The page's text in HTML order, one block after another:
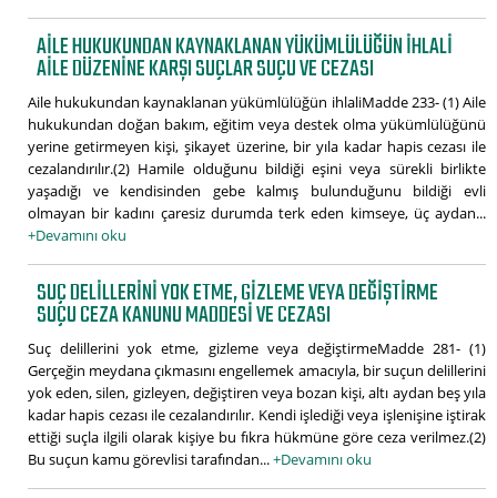
AILE HUKUKUNDAN KAYNAKLANAN YÜKÜMLÜLÜĞÜN IHLALI
AILE DÜZENINE KARŞI SUÇLAR SUÇU VE CEZASI
Aile hukukundan kaynaklanan yükümlülüğün ihlaliMadde 233- (1) Aile
hukukundan doğan bakım, eğitim veya destek olma yükümlülüğünü
yerine getirmeyen kişi, şikayet üzerine, bir yıla kadar hapis cezası ile
cezalandırılır.(2) Hamile olduğunu bildiği eşini veya sürekli birlikte
yaşadığı ve kendisinden gebe kalmış bulunduğunu bildiği evli
olmayan bir kadını çaresiz durumda terk eden kimseye, üç aydan...
+Devamını oku
SUÇ DELILLERINI YOK ETME, GIZLEME VEYA DEĞIŞTIRME
SUÇU CEZA KANUNU MADDESI VE CEZASI
Suç delillerini yok etme, gizleme veya değiştirmeMadde 281- (1)
Gerçeğin meydana çıkmasını engellemek amacıyla, bir suçun delillerini
yok eden, silen, gizleyen, değiştiren veya bozan kişi, altı aydan beş yıla
kadar hapis cezası ile cezalandırılır. Kendi işlediği veya işlenişine iştirak
ettiği suçla ilgili olarak kişiye bu fıkra hükmüne göre ceza verilmez.(2)
Bu suçun kamu görevlisi tarafından...+Devamını oku